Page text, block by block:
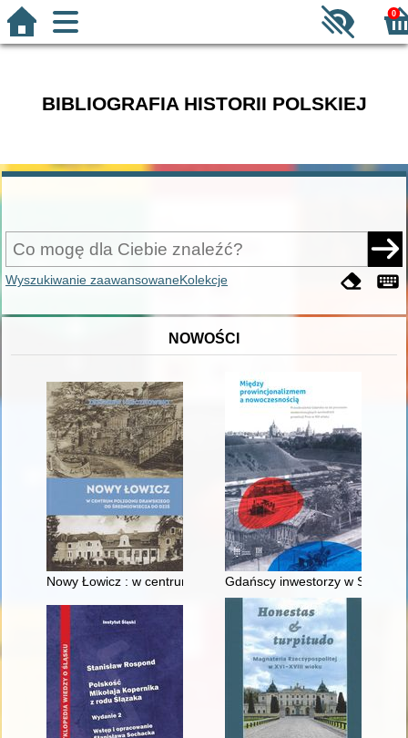
0
BIBLIOGRAFIA HISTORII POLSKIEJ
Wyszukiwanie zaawansowaneKolekcje
NOWOŚCI
Nowy Łowicz : w centrum poligonu drawskiego od
Gdańscy inwestorzy w